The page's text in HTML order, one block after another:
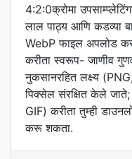
4:2:0क्रोमा
लाल पाठ्य आणि कडव्या
WebP फाइल अपलोड
करीता स्वरूप- जाणीव
नुकसानरहित लक्ष्य
पिक्सेल संरक्षित केले
GIF) करीता तुम्ही
करू शकता.